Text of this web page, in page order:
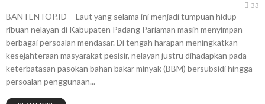
33
BANTENTOP.ID— Laut yang selama ini menjadi tumpuan hidup
ribuan nelayan di Kabupaten Padang Pariaman masih menyimpan
berbagai persoalan mendasar. Di tengah harapan meningkatkan
kesejahteraan masyarakat pesisir, nelayan justru dihadapkan pada
keterbatasan pasokan bahan bakar minyak (BBM) bersubsidi hingga
persoalan penggunaan...